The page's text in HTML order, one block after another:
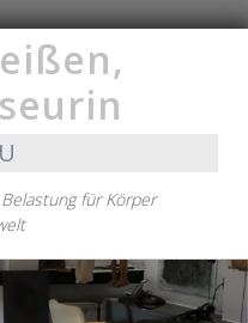
für Körper